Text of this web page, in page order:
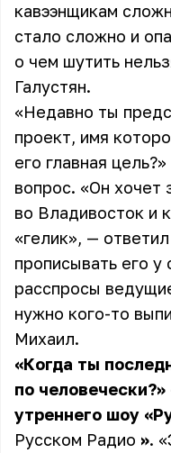
кавээнщикам
стало сложно и
о чем шутить
Галустян.
«Недавно ты
проект, имя
его главная
вопрос. «Он хочет
во Владивосток и
«гелик», —
прописывать его
расспросы
нужно кого-то
Михаил.
«Когда ты
по
утреннего шоу
Русском Радио ».